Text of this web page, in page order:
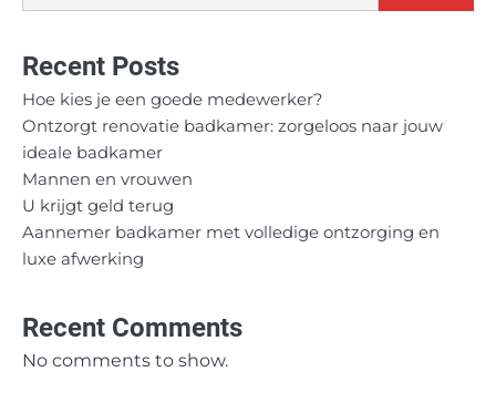
Recent Posts
Hoe kies je een goede medewerker?
Ontzorgt renovatie badkamer: zorgeloos naar jouw
ideale badkamer
Mannen en vrouwen
U krijgt geld terug
Aannemer badkamer met volledige ontzorging en
luxe afwerking
Recent Comments
No comments to show.